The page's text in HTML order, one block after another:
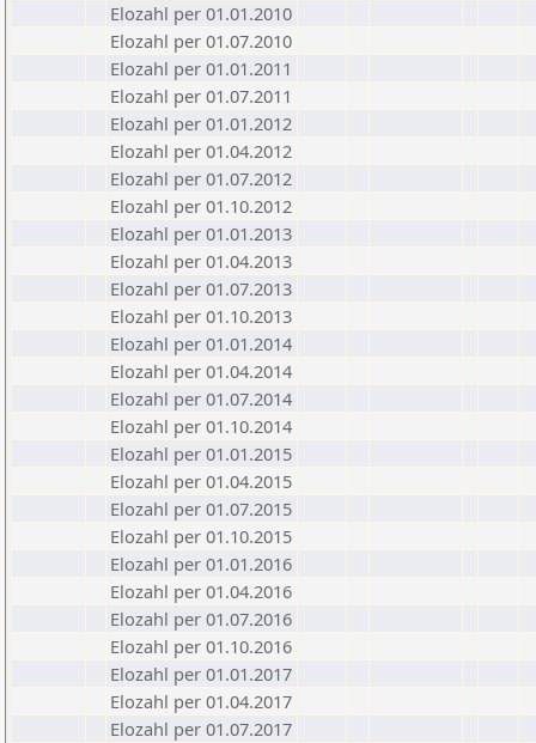
Elozahl per 01.01.2010
Elozahl per 01.07.2010
Elozahl per 01.01.2011
Elozahl per 01.07.2011
Elozahl per 01.01.2012
Elozahl per 01.04.2012
Elozahl per 01.07.2012
Elozahl per 01.10.2012
Elozahl per 01.01.2013
Elozahl per 01.04.2013
Elozahl per 01.07.2013
Elozahl per 01.10.2013
Elozahl per 01.01.2014
Elozahl per 01.04.2014
Elozahl per 01.07.2014
Elozahl per 01.10.2014
Elozahl per 01.01.2015
Elozahl per 01.04.2015
Elozahl per 01.07.2015
Elozahl per 01.10.2015
Elozahl per 01.01.2016
Elozahl per 01.04.2016
Elozahl per 01.07.2016
Elozahl per 01.10.2016
Elozahl per 01.01.2017
Elozahl per 01.04.2017
Elozahl per 01.07.2017